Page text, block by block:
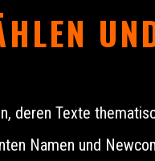
deren Texte
Namen und